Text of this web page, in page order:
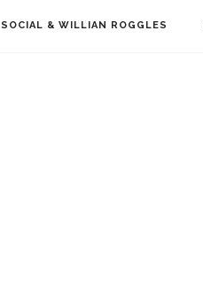
SOCIAL & WILLIAN ROGGLES